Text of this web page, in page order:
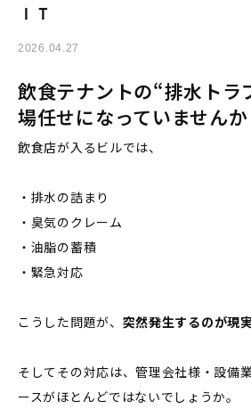
ＩＴ
2026.04.27
飲食テナントの“排水トラ
場任せになっていませんか
飲食店が入るビルでは、
・排水の詰まり
・臭気のクレーム
・油脂の蓄積
・緊急対応
こうした問題が、 突然発生するのが現
そしてその対応は、管理会社様・設備
ースがほとんどではないでしょうか。